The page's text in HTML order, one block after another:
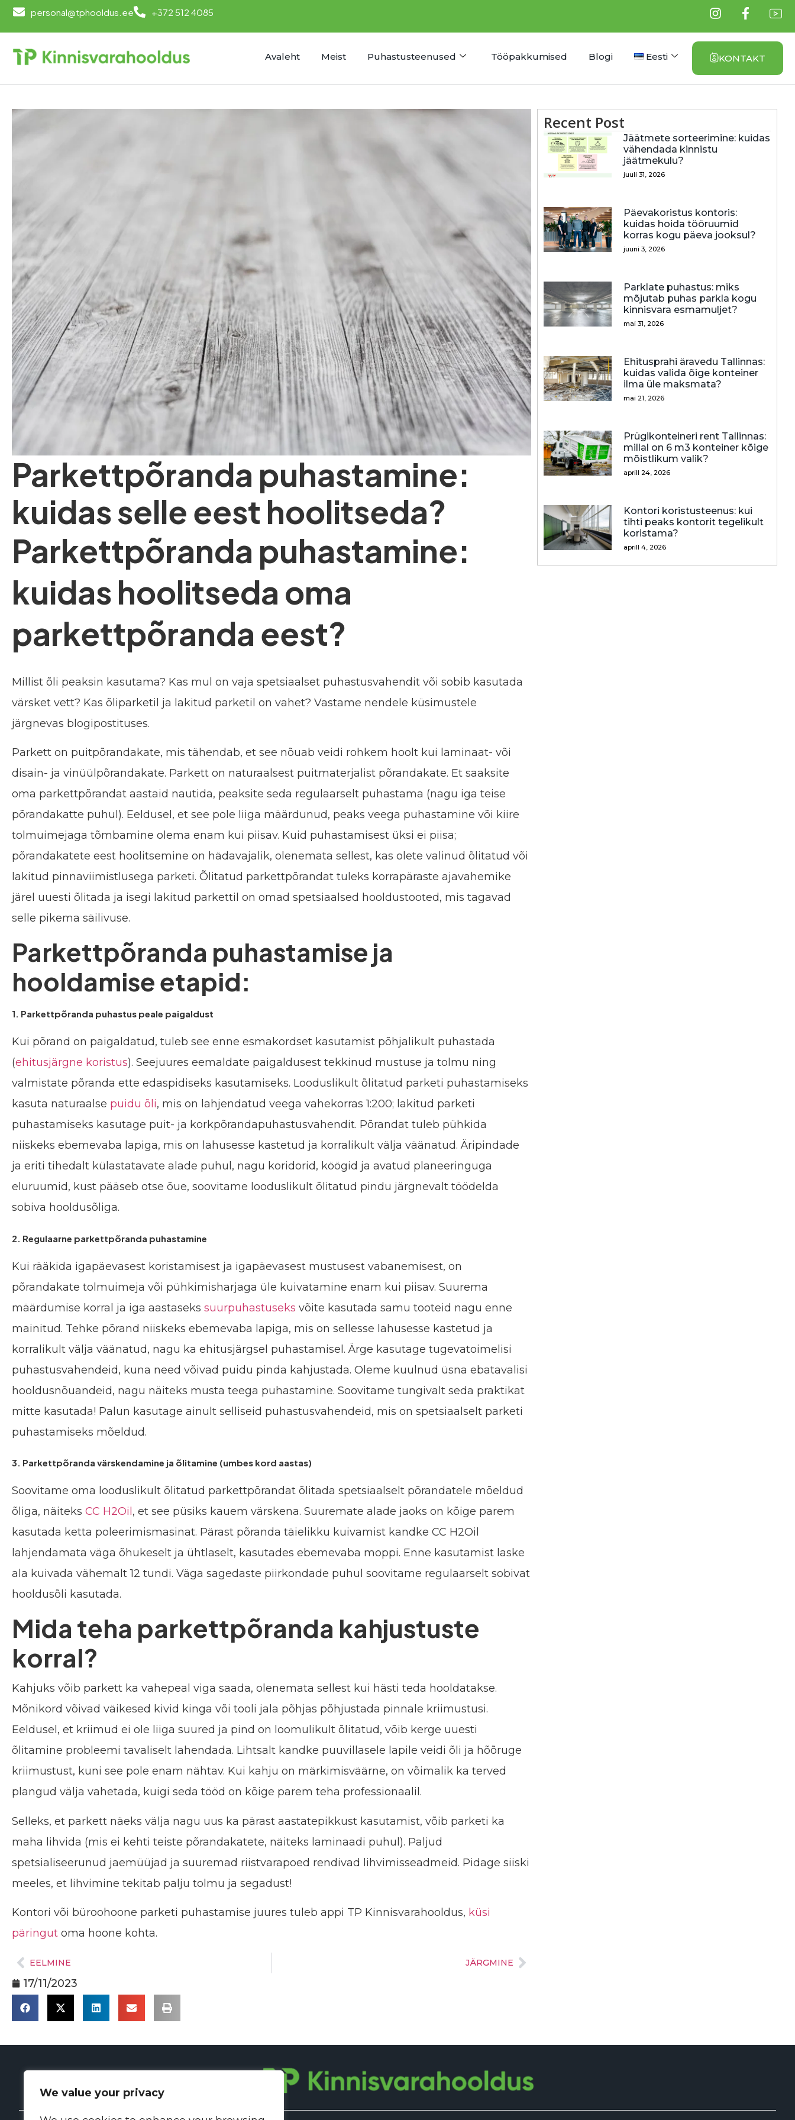
We value your privacy
personal@tphooldus.ee +372 512 4085
Avaleht Meist Puhastusteenused Tööpakkumised Blogi Eesti KONTAKT
Parkettpõranda puhastamine:
kuidas selle eest hoolitseda?
Parkettpõranda puhastamine:
kuidas hoolitseda oma
parkettpõranda eest?
Millist õli peaksin kasutama? Kas mul on vaja spetsiaalset puhastusvahendit või sobib kasutada
värsket vett? Kas õliparketil ja lakitud parketil on vahet? Vastame nendele küsimustele
järgnevas blogipostituses.
Parkett on puitpõrandakate, mis tähendab, et see nõuab veidi rohkem hoolt kui laminaat- või
disain- ja vinüülpõrandakate. Parkett on naturaalsest puitmaterjalist põrandakate. Et saaksite
oma parkettpõrandat aastaid nautida, peaksite seda regulaarselt puhastama (nagu iga teise
põrandakatte puhul). Eeldusel, et see pole liiga määrdunud, peaks veega puhastamine või kiire
tolmuimejaga tõmbamine olema enam kui piisav. Kuid puhastamisest üksi ei piisa;
põrandakatete eest hoolitsemine on hädavajalik, olenemata sellest, kas olete valinud õlitatud või
lakitud pinnaviimistlusega parketi. Õlitatud parkettpõrandat tuleks korrapäraste ajavahemike
järel uuesti õlitada ja isegi lakitud parkettil on omad spetsiaalsed hooldustooted, mis tagavad
selle pikema säilivuse.
Parkettpõranda puhastamise ja
hooldamise etapid:
1. Parkettpõranda puhastus peale paigaldust
Kui põrand on paigaldatud, tuleb see enne esmakordset kasutamist põhjalikult puhastada
(ehitusjärgne koristus). Seejuures eemaldate paigaldusest tekkinud mustuse ja tolmu ning
valmistate põranda ette edaspidiseks kasutamiseks. Looduslikult õlitatud parketi puhastamiseks
kasuta naturaalse puidu õli, mis on lahjendatud veega vahekorras 1:200; lakitud parketi
puhastamiseks kasutage puit- ja korkpõrandapuhastusvahendit. Põrandat tuleb pühkida
niiskeks ebemevaba lapiga, mis on lahusesse kastetud ja korralikult välja väänatud. Äripindade
ja eriti tihedalt külastatavate alade puhul, nagu koridorid, köögid ja avatud planeeringuga
eluruumid, kust pääseb otse õue, soovitame looduslikult õlitatud pindu järgnevalt töödelda
sobiva hooldusõliga.
2. Regulaarne parkettpõranda puhastamine
Kui rääkida igapäevasest koristamisest ja igapäevasest mustusest vabanemisest, on
põrandakate tolmuimeja või pühkimisharjaga üle kuivatamine enam kui piisav. Suurema
määrdumise korral ja iga aastaseks suurpuhastuseks võite kasutada samu tooteid nagu enne
mainitud. Tehke põrand niiskeks ebemevaba lapiga, mis on sellesse lahusesse kastetud ja
korralikult välja väänatud, nagu ka ehitusjärgsel puhastamisel. Ärge kasutage tugevatoimelisi
puhastusvahendeid, kuna need võivad puidu pinda kahjustada. Oleme kuulnud üsna ebatavalisi
hooldusnõuandeid, nagu näiteks musta teega puhastamine. Soovitame tungivalt seda praktikat
mitte kasutada! Palun kasutage ainult selliseid puhastusvahendeid, mis on spetsiaalselt parketi
puhastamiseks mõeldud.
3. Parkettpõranda värskendamine ja õlitamine (umbes kord aastas)
Soovitame oma looduslikult õlitatud parkettpõrandat õlitada spetsiaalselt põrandatele mõeldud
õliga, näiteks CC H2Oil , et see püsiks kauem värskena. Suuremate alade jaoks on kõige parem
kasutada ketta poleerimismasinat. Pärast põranda täielikku kuivamist kandke CC H2Oil
lahjendamata väga õhukeselt ja ühtlaselt, kasutades ebemevaba moppi. Enne kasutamist laske
ala kuivada vähemalt 12 tundi. Väga sagedaste piirkondade puhul soovitame regulaarselt sobivat
hooldusõli kasutada.
Mida teha parkettpõranda kahjustuste
korral?
Kahjuks võib parkett ka vahepeal viga saada, olenemata sellest kui hästi teda hooldatakse.
Mõnikord võivad väikesed kivid kinga või tooli jala põhjas põhjustada pinnale kriimustusi.
Eeldusel, et kriimud ei ole liiga suured ja pind on loomulikult õlitatud, võib kerge uuesti
õlitamine probleemi tavaliselt lahendada. Lihtsalt kandke puuvillasele lapile veidi õli ja hõõruge
kriimustust, kuni see pole enam nähtav. Kui kahju on märkimisväärne, on võimalik ka terved
plangud välja vahetada, kuigi seda tööd on kõige parem teha professionaalil.
Selleks, et parkett näeks välja nagu uus ka pärast aastatepikkust kasutamist, võib parketi ka
maha lihvida (mis ei kehti teiste põrandakatete, näiteks laminaadi puhul). Paljud
spetsialiseerunud jaemüüjad ja suuremad riistvarapoed rendivad lihvimisseadmeid. Pidage siiski
meeles, et lihvimine tekitab palju tolmu ja segadust!
Kontori või büroohoone parketi puhastamise juures tuleb appi TP Kinnisvarahooldus, küsi
päringut oma hoone kohta.
EELMINE JÄRGMINE
17/11/2023
Recent Post
Jäätmete sorteerimine: kuidas
vähendada kinnistu
jäätmekulu?
juuli 31, 2026
Päevakoristus kontoris:
kuidas hoida tööruumid
korras kogu päeva jooksul?
juuni 3, 2026
Parklate puhastus: miks
mõjutab puhas parkla kogu
kinnisvara esmamuljet?
mai 31, 2026
Ehitusprahi äravedu Tallinnas:
kuidas valida õige konteiner
ilma üle maksmata?
mai 21, 2026
Prügikonteineri rent Tallinnas:
millal on 6 m3 konteiner kõige
mõistlikum valik?
aprill 24, 2026
Kontori koristusteenus: kui
tihti peaks kontorit tegelikult
koristama?
aprill 4, 2026